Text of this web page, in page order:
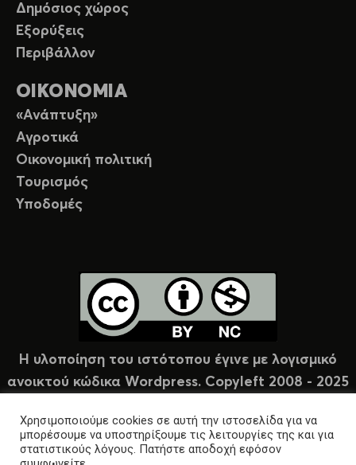
Δημόσιος χώρος
Εξορύξεις
Περιβάλλον
ΟΙΚΟΝΟΜΙΑ
«Ανάπτυξη»
Αγροτικά
Οικονομική πολιτική
Τουρισμός
Υποδομές
Η υλοποίηση του ιστότοπου έγινε με λογισμικό
ανοικτού κώδικα Wordpress. Copyleft 2008 - 2025
Χρησιμοποιούμε cookies σε αυτή την ιστοσελίδα για να
μπορέσουμε να υποστηρίξουμε τις λειτουργίες της και για
στατιστικούς λόγους. Πατήστε αποδοχή εφόσον